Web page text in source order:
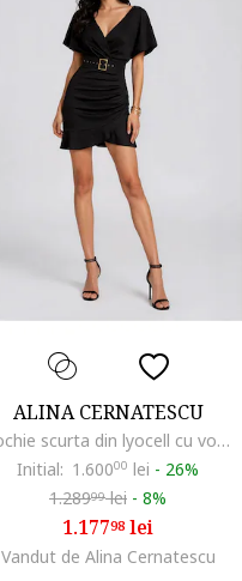
ALINA CERNATESCU
Rochie scurta din lyocell cu volane ESMA
Initial: 1.60000 lei - 26%
1.28999lei - 8%
1.17798 lei
Vandut de Alina Cernatescu